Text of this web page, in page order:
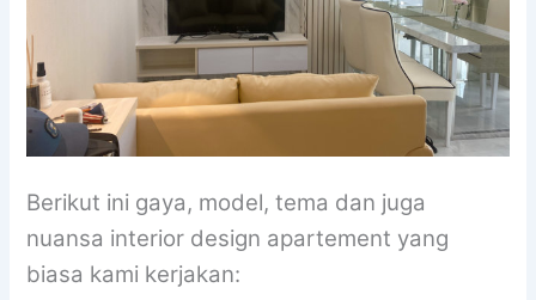
Berikut ini gaya, model, tema dan juga
nuansa interior design apartement yang
biasa kami kerjakan: